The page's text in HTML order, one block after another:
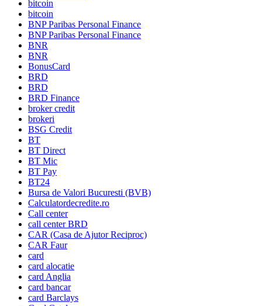
bitcoin
bitcoin
BNP Paribas Personal Finance
BNP Paribas Personal Finance
BNR
BNR
BonusCard
BRD
BRD
BRD Finance
broker credit
brokeri
BSG Credit
BT
BT Direct
BT Mic
BT Pay
BT24
Bursa de Valori Bucuresti (BVB)
Calculatordecredite.ro
Call center
call center BRD
CAR (Casa de Ajutor Reciproc)
CAR Faur
card
card alocatie
card Anglia
card bancar
card Barclays